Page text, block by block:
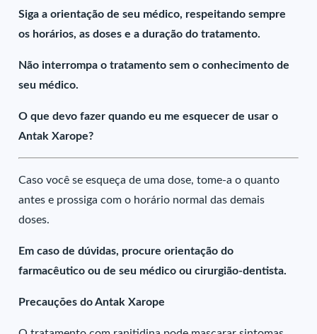
Siga a orientação de seu médico, respeitando sempre
os horários, as doses e a duração do tratamento.
Não interrompa o tratamento sem o conhecimento de
seu médico.
O que devo fazer quando eu me esquecer de usar o
Antak Xarope?
Caso você se esqueça de uma dose, tome-a o quanto
antes e prossiga com o horário normal das demais
doses.
Em caso de dúvidas, procure orientação do
farmacêutico ou de seu médico ou cirurgião-dentista.
Precauções do Antak Xarope